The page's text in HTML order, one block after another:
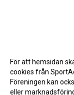
För att hemsidan
cookies från
Föreningen kan
eller